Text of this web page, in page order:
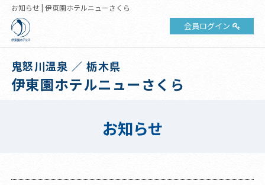
お知らせ | 伊東園ホテルニューさくら
会員ログイン
鬼怒川温泉 ／ 栃木県
伊東園ホテルニューさくら
お知らせ